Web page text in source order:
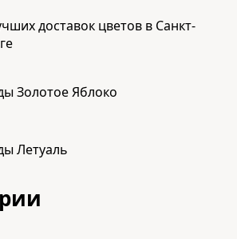
доставок цветов в Санкт-
Золотое Яблоко
Летуаль